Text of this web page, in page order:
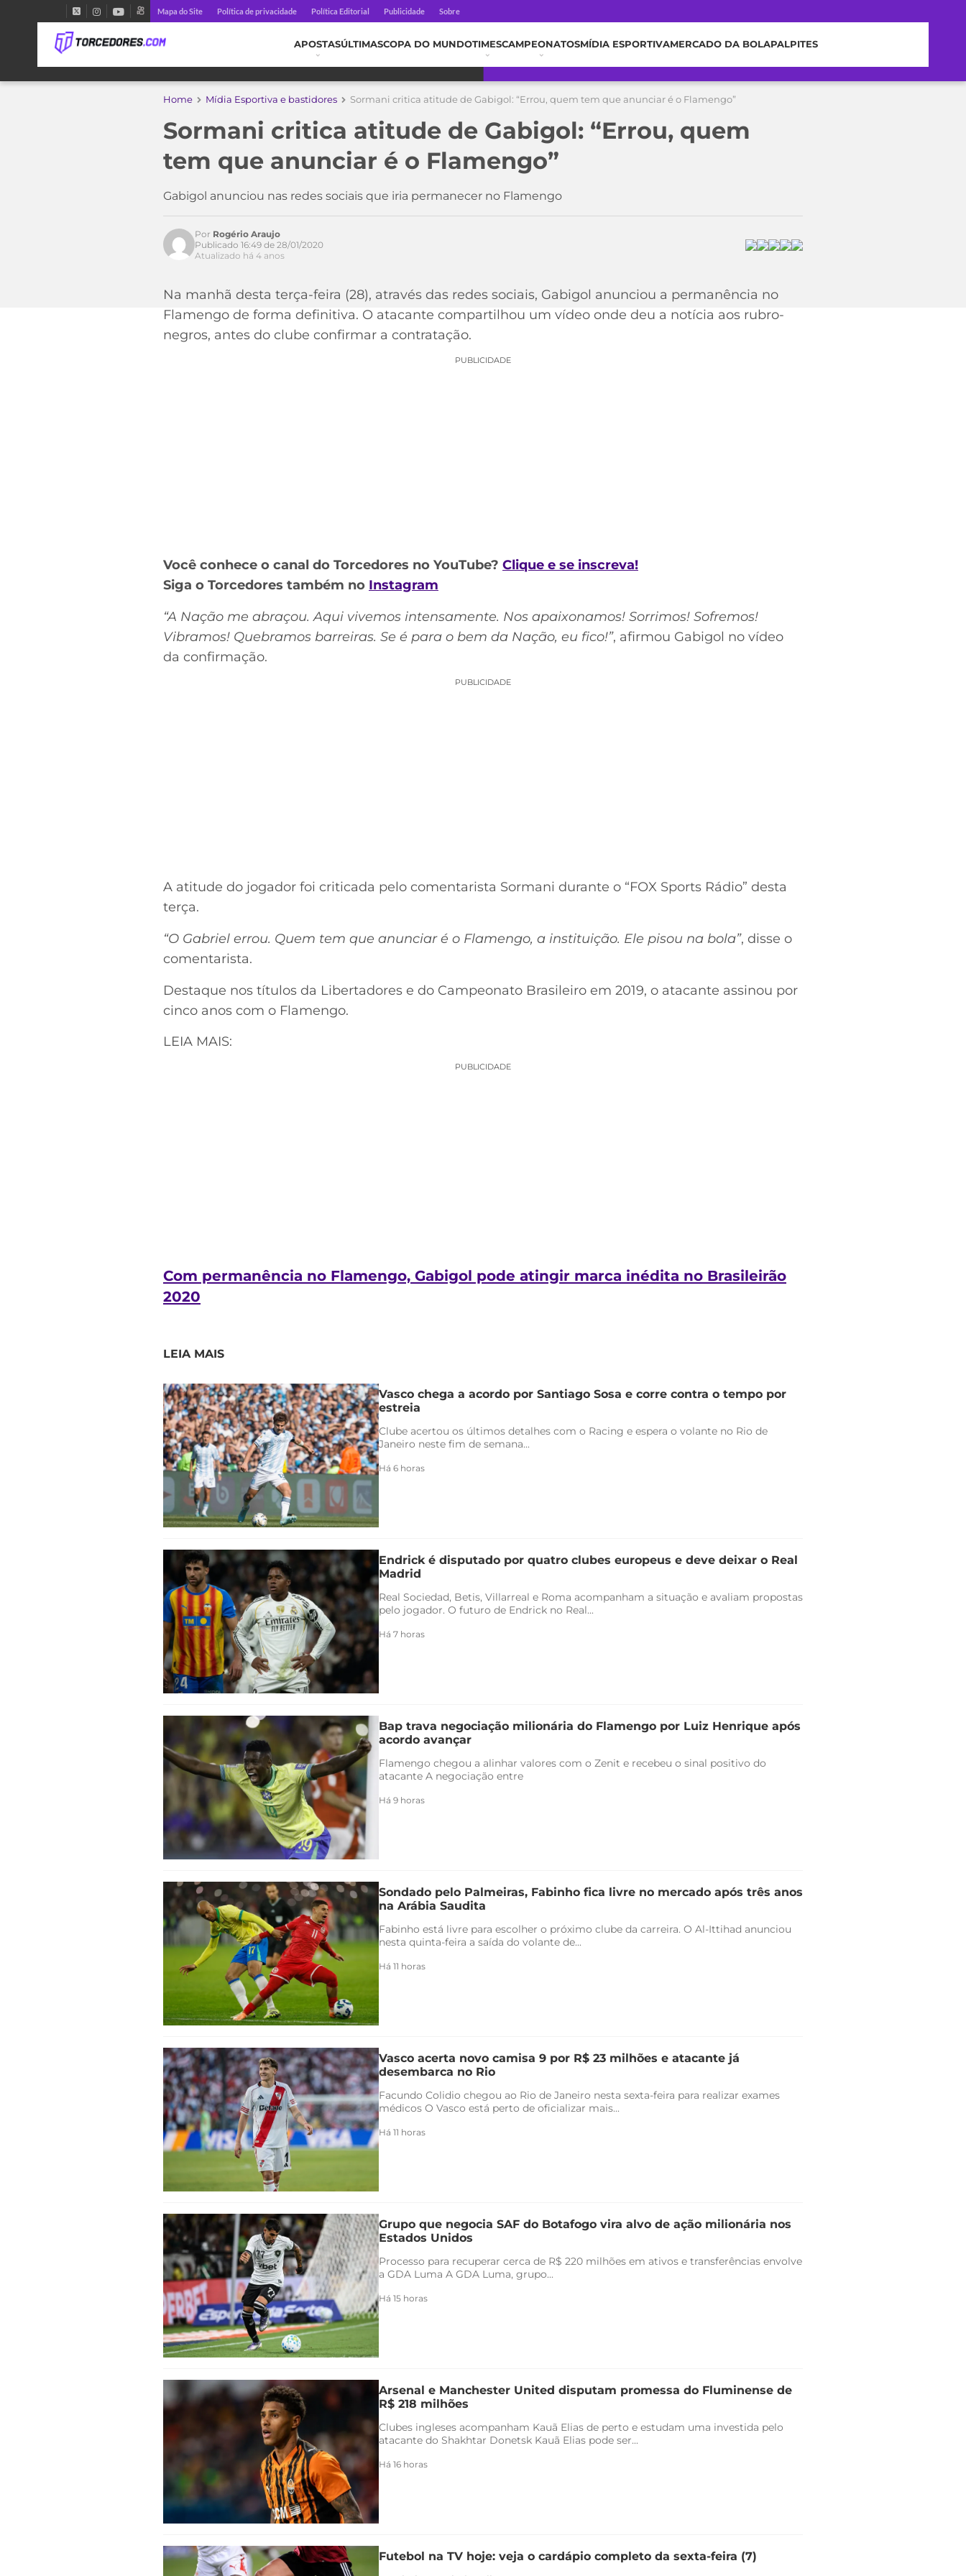
Mapa do Site Política de privacidade Política Editorial Publicidade Sobre
APOSTASÚLTIMASCOPA DO MUNDOTIMESCAMPEONATOSMÍDIA ESPORTIVAMERCADO DA BOLAPALPITES
Home Mídia Esportiva e bastidores Sormani critica atitude de Gabigol: “Errou, quem tem que anunciar é o Flamengo”
Sormani critica atitude de Gabigol: “Errou, quem
tem que anunciar é o Flamengo”
Gabigol anunciou nas redes sociais que iria permanecer no Flamengo
Acesse o perfil do autor
Por Rogério Araujo
Publicado 16:49 de 28/01/2020
Atualizado há 4 anos
Na manhã desta terça-feira (28), através das redes sociais, Gabigol anunciou a permanência no
Flamengo de forma definitiva. O atacante compartilhou um vídeo onde deu a notícia aos rubro-
negros, antes do clube confirmar a contratação.
PUBLICIDADE
Você conhece o canal do Torcedores no YouTube? Clique e se inscreva!
Siga o Torcedores também no Instagram
“A Nação me abraçou. Aqui vivemos intensamente. Nos apaixonamos! Sorrimos! Sofremos!
Vibramos! Quebramos barreiras. Se é para o bem da Nação, eu fico!”, afirmou Gabigol no vídeo
da confirmação.
PUBLICIDADE
A atitude do jogador foi criticada pelo comentarista Sormani durante o “FOX Sports Rádio” desta
terça.
“O Gabriel errou. Quem tem que anunciar é o Flamengo, a instituição. Ele pisou na bola”, disse o
comentarista.
Destaque nos títulos da Libertadores e do Campeonato Brasileiro em 2019, o atacante assinou por
cinco anos com o Flamengo.
LEIA MAIS:
PUBLICIDADE
Com permanência no Flamengo, Gabigol pode atingir marca inédita no Brasileirão
2020
LEIA MAIS
Vasco chega a acordo por Santiago Sosa e corre contra o tempo por
estreia
Clube acertou os últimos detalhes com o Racing e espera o volante no Rio de
Janeiro neste fim de semana...
Há 6 horas
Endrick é disputado por quatro clubes europeus e deve deixar o Real
Madrid
Real Sociedad, Betis, Villarreal e Roma acompanham a situação e avaliam propostas
pelo jogador. O futuro de Endrick no Real...
Há 7 horas
Bap trava negociação milionária do Flamengo por Luiz Henrique após
acordo avançar
Flamengo chegou a alinhar valores com o Zenit e recebeu o sinal positivo do
atacante A negociação entre
Há 9 horas
Sondado pelo Palmeiras, Fabinho fica livre no mercado após três anos
na Arábia Saudita
Fabinho está livre para escolher o próximo clube da carreira. O Al-Ittihad anunciou
nesta quinta-feira a saída do volante de...
Há 11 horas
Vasco acerta novo camisa 9 por R$ 23 milhões e atacante já
desembarca no Rio
Facundo Colidio chegou ao Rio de Janeiro nesta sexta-feira para realizar exames
médicos O Vasco está perto de oficializar mais...
Há 11 horas
Grupo que negocia SAF do Botafogo vira alvo de ação milionária nos
Estados Unidos
Processo para recuperar cerca de R$ 220 milhões em ativos e transferências envolve
a GDA Luma A GDA Luma, grupo...
Há 15 horas
Arsenal e Manchester United disputam promessa do Fluminense de
R$ 218 milhões
Clubes ingleses acompanham Kauã Elias de perto e estudam uma investida pelo
atacante do Shakhtar Donetsk Kauã Elias pode ser...
Há 16 horas
Futebol na TV hoje: veja o cardápio completo da sexta-feira (7)